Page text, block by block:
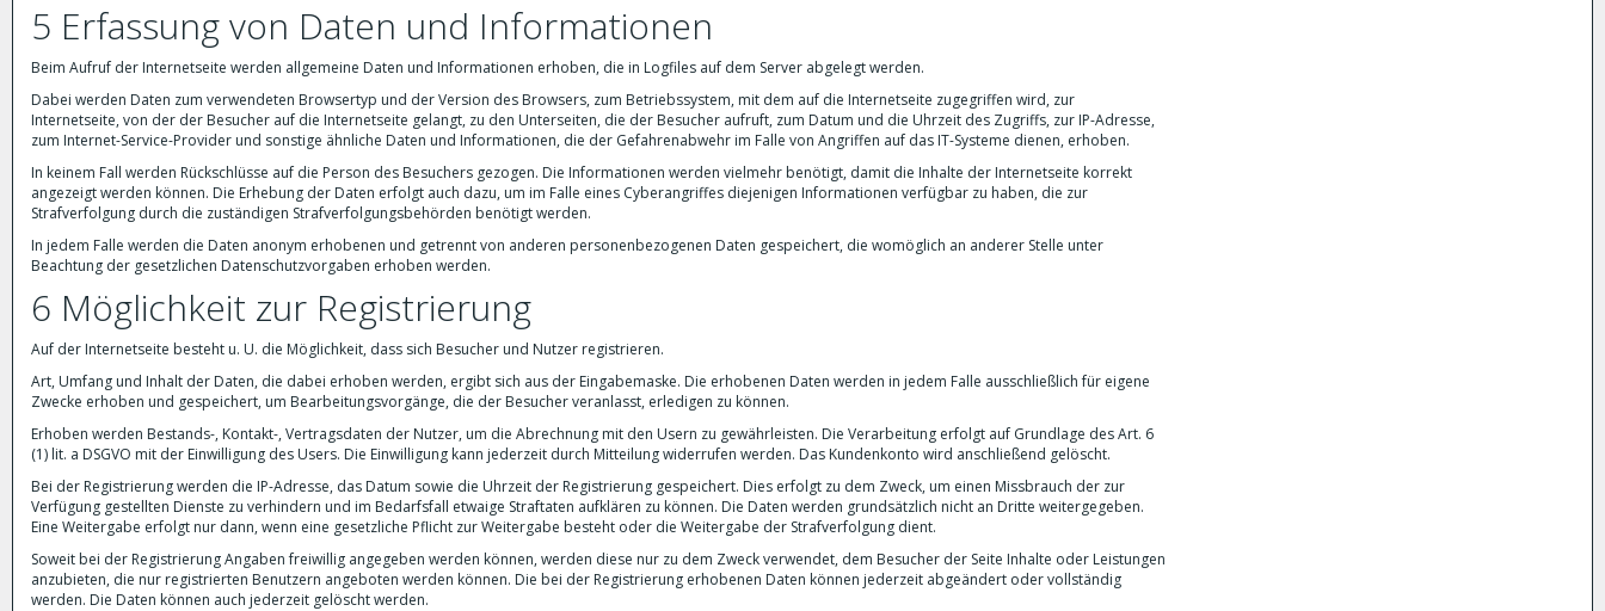
5 Erfassung von Daten und Informationen
Beim Aufruf der Internetseite werden allgemeine Daten und Informationen erhoben, die in Logfiles auf dem Server abgelegt werden.
Dabei werden Daten zum verwendeten Browsertyp und der Version des Browsers, zum Betriebssystem, mit dem auf die Internetseite zugegriffen wird, zur
Internetseite, von der der Besucher auf die Internetseite gelangt, zu den Unterseiten, die der Besucher aufruft, zum Datum und die Uhrzeit des Zugriffs, zur IP-Adresse,
zum Internet-Service-Provider und sonstige ähnliche Daten und Informationen, die der Gefahrenabwehr im Falle von Angriffen auf das IT-Systeme dienen, erhoben.
In keinem Fall werden Rückschlüsse auf die Person des Besuchers gezogen. Die Informationen werden vielmehr benötigt, damit die Inhalte der Internetseite korrekt
angezeigt werden können. Die Erhebung der Daten erfolgt auch dazu, um im Falle eines Cyberangriffes diejenigen Informationen verfügbar zu haben, die zur
Strafverfolgung durch die zuständigen Strafverfolgungsbehörden benötigt werden.
In jedem Falle werden die Daten anonym erhobenen und getrennt von anderen personenbezogenen Daten gespeichert, die womöglich an anderer Stelle unter
Beachtung der gesetzlichen Datenschutzvorgaben erhoben werden.
6 Möglichkeit zur Registrierung
Auf der Internetseite besteht u. U. die Möglichkeit, dass sich Besucher und Nutzer registrieren.
Art, Umfang und Inhalt der Daten, die dabei erhoben werden, ergibt sich aus der Eingabemaske. Die erhobenen Daten werden in jedem Falle ausschließlich für eigene
Zwecke erhoben und gespeichert, um Bearbeitungsvorgänge, die der Besucher veranlasst, erledigen zu können.
Erhoben werden Bestands-, Kontakt-, Vertragsdaten der Nutzer, um die Abrechnung mit den Usern zu gewährleisten. Die Verarbeitung erfolgt auf Grundlage des Art. 6
(1) lit. a DSGVO mit der Einwilligung des Users. Die Einwilligung kann jederzeit durch Mitteilung widerrufen werden. Das Kundenkonto wird anschließend gelöscht.
Bei der Registrierung werden die IP-Adresse, das Datum sowie die Uhrzeit der Registrierung gespeichert. Dies erfolgt zu dem Zweck, um einen Missbrauch der zur
Verfügung gestellten Dienste zu verhindern und im Bedarfsfall etwaige Straftaten aufklären zu können. Die Daten werden grundsätzlich nicht an Dritte weitergegeben.
Eine Weitergabe erfolgt nur dann, wenn eine gesetzliche Pflicht zur Weitergabe besteht oder die Weitergabe der Strafverfolgung dient.
Soweit bei der Registrierung Angaben freiwillig angegeben werden können, werden diese nur zu dem Zweck verwendet, dem Besucher der Seite Inhalte oder Leistungen
anzubieten, die nur registrierten Benutzern angeboten werden können. Die bei der Registrierung erhobenen Daten können jederzeit abgeändert oder vollständig
werden. Die Daten können auch jederzeit gelöscht werden.